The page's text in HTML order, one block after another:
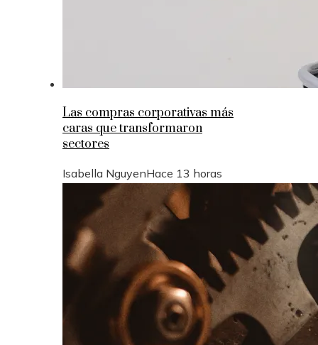
Las compras corporativas más
caras que transformaron
sectores
Isabella NguyenHace 13 horas